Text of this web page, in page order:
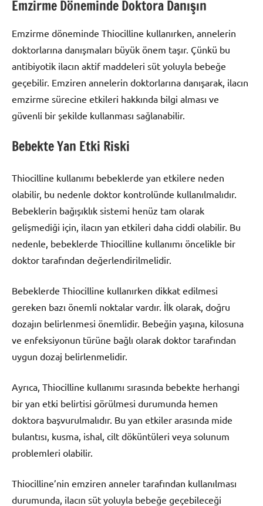
Emzirme Döneminde Doktora Danışın
Emzirme döneminde Thiocilline kullanırken, annelerin
doktorlarına danışmaları büyük önem taşır. Çünkü bu
antibiyotik ilacın aktif maddeleri süt yoluyla bebeğe
geçebilir. Emziren annelerin doktorlarına danışarak, ilacın
emzirme sürecine etkileri hakkında bilgi alması ve
güvenli bir şekilde kullanması sağlanabilir.
Bebekte Yan Etki Riski
Thiocilline kullanımı bebeklerde yan etkilere neden
olabilir, bu nedenle doktor kontrolünde kullanılmalıdır.
Bebeklerin bağışıklık sistemi henüz tam olarak
gelişmediği için, ilacın yan etkileri daha ciddi olabilir. Bu
nedenle, bebeklerde Thiocilline kullanımı öncelikle bir
doktor tarafından değerlendirilmelidir.
Bebeklerde Thiocilline kullanırken dikkat edilmesi
gereken bazı önemli noktalar vardır. İlk olarak, doğru
dozajın belirlenmesi önemlidir. Bebeğin yaşına, kilosuna
ve enfeksiyonun türüne bağlı olarak doktor tarafından
uygun dozaj belirlenmelidir.
Ayrıca, Thiocilline kullanımı sırasında bebekte herhangi
bir yan etki belirtisi görülmesi durumunda hemen
doktora başvurulmalıdır. Bu yan etkiler arasında mide
bulantısı, kusma, ishal, cilt döküntüleri veya solunum
problemleri olabilir.
Thiocilline’nin emziren anneler tarafından kullanılması
durumunda, ilacın süt yoluyla bebeğe geçebileceği